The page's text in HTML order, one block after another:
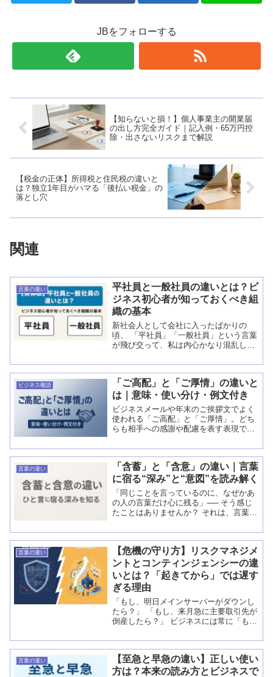
JBをフォローする
【知らないと損！】個人事業主の開業届
の出し方完全ガイド｜記入例・65万円控
除・出さないリスクまで解説
【税金の正体】所得税と住民税の違いと
は？独立1年目がハマる「後払い税金」の
落とし穴
関連
言葉の違い
平社員と一般社員の違いとは？ビ
ジネス初心者が知っておくべき組
織の基本
新社会人として会社に入ったばかりの
頃、 「平社員」「一般社員」という言葉
が飛び交って、私は内心かなり混乱して
ガティブな響きがあるけど、結局『一般
社員』と同じ意味なの？」 「私って、...
ビジネス敬語
「ご高配」と「ご厚情」の違いと
は｜意味・使い分け・例文付き
ビジネスメールや年末のご挨拶文でよく
使われる「ご高配」と「ご厚情」。どち
らも相手への感謝や配慮を表す表現です
あります。私自身も最初は混同してしま
い、恥ずかしい思いをしたことがありま
す。この記事では、その違...
言葉の違い
「含蓄」と「含意」の違い｜言葉
に宿る“深み”と“意図”を読み解く
「同じことを言っているのに、なぜかあ
の人の言葉だけ心に残る」── そう感じ
たことはありませんか？ それは、言葉
心を動かす言葉には、必ず「含み（ふく
み）」があります。 ...
言葉の違い
【危機の守り方】リスクマネジメ
ントとコンティンジェンシーの違
いとは？「起きてから」では遅す
ぎる理由
「もし、明日メインサーバーがダウンし
たら？」 「もし、来月急に主要取引先が
倒産したら？」 ビジネスには常に「もし
ャーほど、この「もしも」への備えが万
全ですが、多くの現場では「リスクマネ
ジメント」と...
言葉の違い
【至急と早急の違い】正しい使い
方は？本来の読み方とビジネスで